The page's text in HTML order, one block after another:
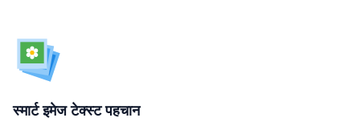
स्मार्ट इमेज टेक्स्ट पहचान